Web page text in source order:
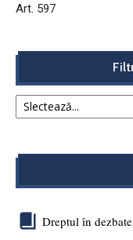
Art. 597
Dreptul în